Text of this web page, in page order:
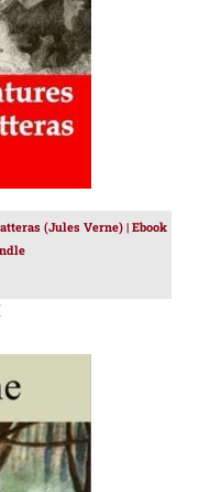
(Jules Verne) | Ebook